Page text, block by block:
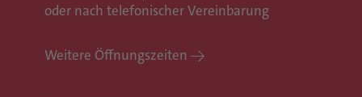
oder nach telefonischer Vereinbarung
Weitere Öffnungszeiten